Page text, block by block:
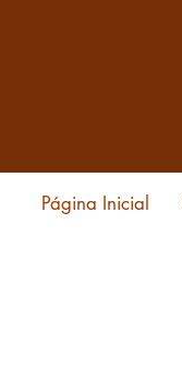
Página Inicial